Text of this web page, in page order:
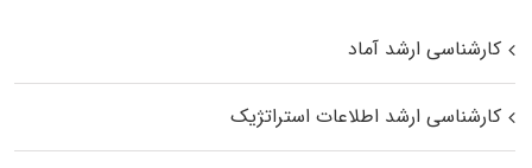
کارشناسی ارشد آماد
کارشناسی ارشد اطلاعات استراتژیک